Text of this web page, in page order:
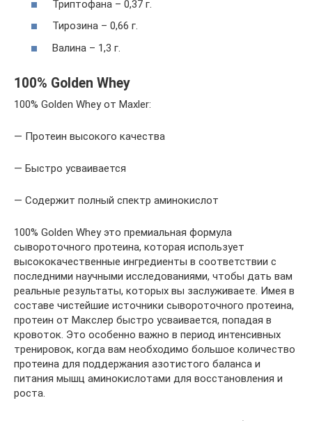
Триптофана – 0,37 г.
Тирозина – 0,66 г.
Валина – 1,3 г.
100% Golden Whey
100% Golden Whey от Maxler:
— Протеин высокого качества
— Быстро усваивается
— Содержит полный спектр аминокислот
100% Golden Whey это премиальная формула
сывороточного протеина, которая использует
высококачественные ингредиенты в соответствии с
последними научными исследованиями, чтобы дать вам
реальные результаты, которых вы заслуживаете. Имея в
составе чистейшие источники сывороточного протеина,
протеин от Макслер быстро усваивается, попадая в
кровоток. Это особенно важно в период интенсивных
тренировок, когда вам необходимо большое количество
протеина для поддержания азотистого баланса и
питания мышц аминокислотами для восстановления и
роста.